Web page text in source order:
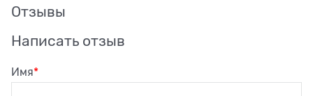
Отзывы
Написать отзыв
Имя